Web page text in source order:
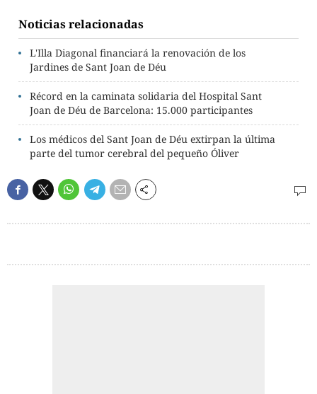
Noticias relacionadas
L'Illa Diagonal financiará la renovación de los
Jardines de Sant Joan de Déu
Récord en la caminata solidaria del Hospital Sant
Joan de Déu de Barcelona: 15.000 participantes
Los médicos del Sant Joan de Déu extirpan la última
parte del tumor cerebral del pequeño Óliver